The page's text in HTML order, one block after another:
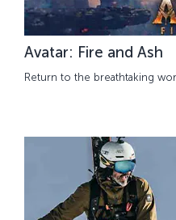
Avatar: Fire and Ash
Return to the breathtaking